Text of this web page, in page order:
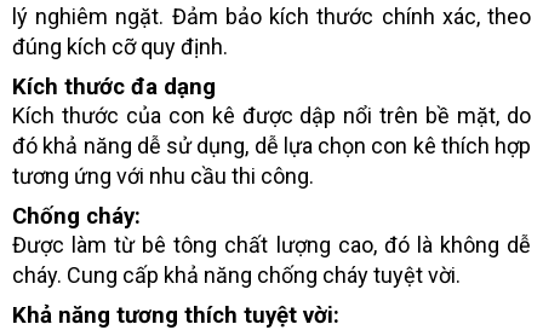
lý nghiêm ngặt. Đảm bảo kích thước chính xác, theo
đúng kích cỡ quy định.
Kích thước đa dạng
Kích thước của con kê được dập nổi trên bề mặt, do
đó khả năng dễ sử dụng, dễ lựa chọn con kê thích hợp
tương ứng với nhu cầu thi công.
Chống cháy:
Được làm từ bê tông chất lượng cao, đó là không dễ
cháy. Cung cấp khả năng chống cháy tuyệt vời.
Khả năng tương thích tuyệt vời: